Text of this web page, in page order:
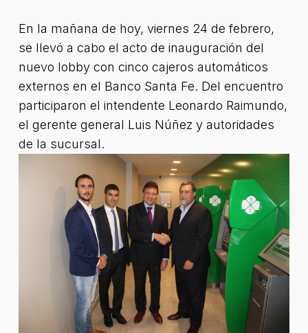
En la mañana de hoy, viernes 24 de febrero,
se llevó a cabo el acto de inauguración del
nuevo lobby con cinco cajeros automáticos
externos en el Banco Santa Fe. Del encuentro
participaron el intendente Leonardo Raimundo,
el gerente general Luis Núñez y autoridades
de la sucursal.